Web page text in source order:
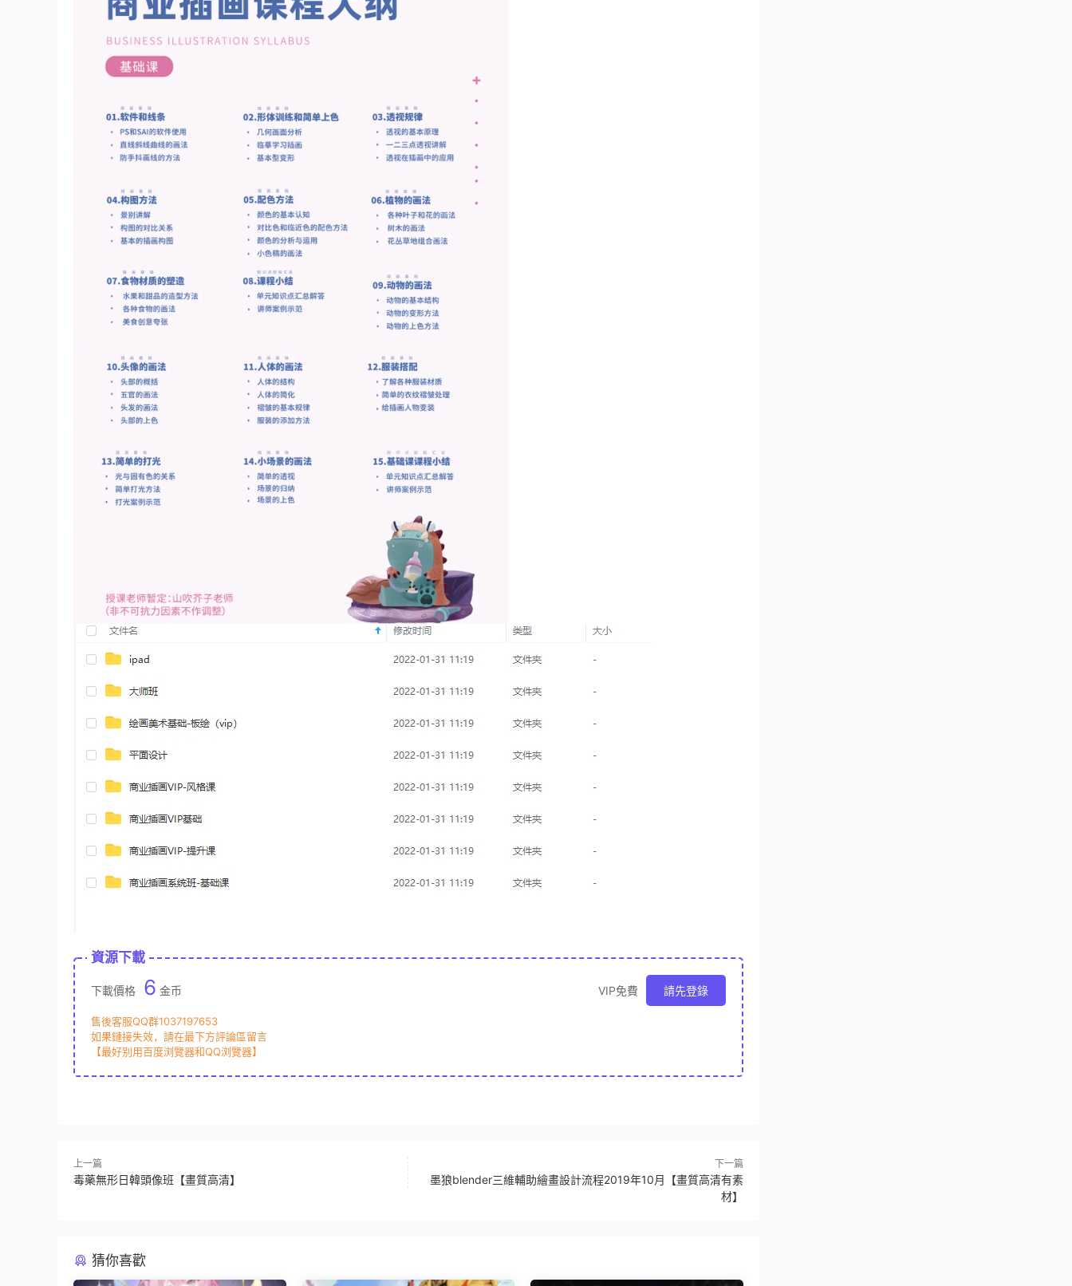
資源下載
下載價格 6 金币 VIP免費 請先登錄
售後客服QQ群1037197653
如果鏈接失效，請在最下方評論區留言
【最好别用百度浏覽器和QQ浏覽器】
上一篇
毒藥無形日韓頭像班【畫質高清】
下一篇
墨狼blender三維輔助繪畫設計流程2019年10月【畫質高清有素
材】
猜你喜歡